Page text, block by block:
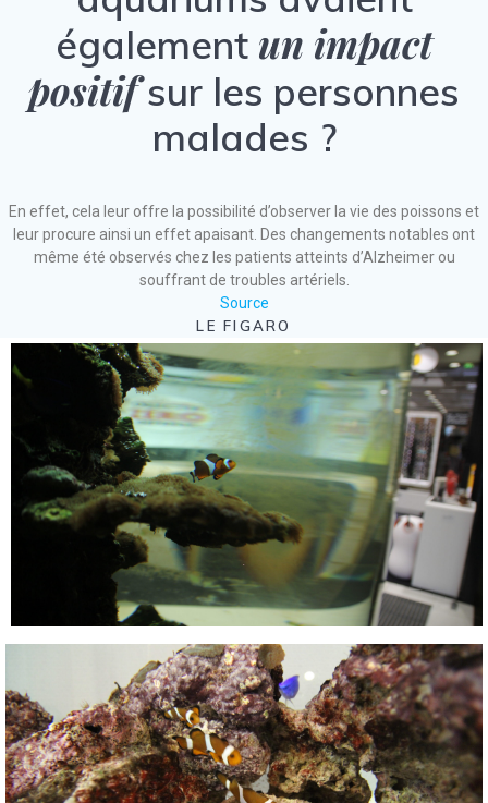
également un impact
positifsur les personnes
malades ?
En effet, cela leur offre la possibilité d’observer la vie des poissons et
leur procure ainsi un effet apaisant. Des changements notables ont
même été observés chez les patients atteints d’Alzheimer ou
souffrant de troubles artériels.
Source
LE FIGARO